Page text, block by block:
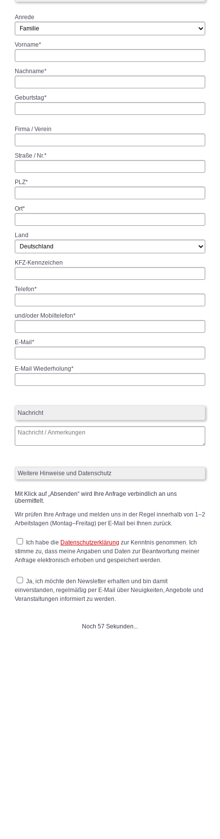
Anrede
Vorname*
Nachname*
Geburtstag*
Firma / Verein
Straße / Nr.*
PLZ*
Ort*
Land
KFZ-Kennzeichen
Telefon*
und/oder Mobiltelefon*
E-Mail*
E-Mail Wiederholung*
Nachricht
Weitere Hinweise und Datenschutz
Mit Klick auf „Absenden“ wird Ihre Anfrage verbindlich an uns
übermittelt.
Wir prüfen Ihre Anfrage und melden uns in der Regel innerhalb von 1–2
Arbeitstagen (Montag–Freitag) per E-Mail bei Ihnen zurück.
Ich habe die Datenschutzerklärung zur Kenntnis genommen. Ich
stimme zu, dass meine Angaben und Daten zur Beantwortung meiner
Anfrage elektronisch erhoben und gespeichert werden.
Ja, ich möchte den Newsletter erhalten und bin damit
einverstanden, regelmäßig per E-Mail über Neuigkeiten, Angebote und
Veranstaltungen informiert zu werden.
Noch 57 Sekunden...